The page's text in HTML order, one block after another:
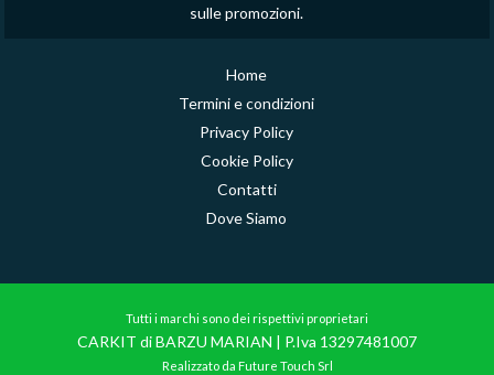
sulle promozioni.
Home
Termini e condizioni
Privacy Policy
Cookie Policy
Contatti
Dove Siamo
Tutti i marchi sono dei rispettivi proprietari
CARKIT di BARZU MARIAN | P.Iva 13297481007
Realizzato da Future Touch Srl